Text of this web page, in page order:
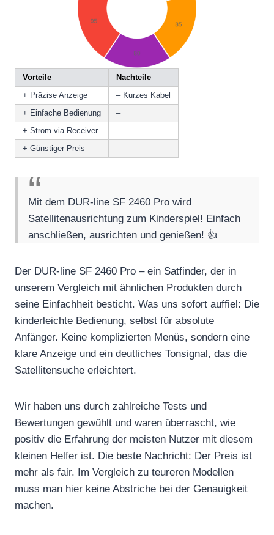
Vorteile
Nachteile
+ Präzise Anzeige
– Kurzes Kabel
+ Einfache Bedienung
–
+ Strom via Receiver
–
+ Günstiger Preis
–
Mit dem DUR-line SF 2460 Pro wird
Satellitenausrichtung zum Kinderspiel! Einfach
anschließen, ausrichten und genießen! 👍
Der DUR-line SF 2460 Pro – ein Satfinder, der in
unserem Vergleich mit ähnlichen Produkten durch
seine Einfachheit besticht. Was uns sofort auffiel: Die
kinderleichte Bedienung, selbst für absolute
Anfänger. Keine komplizierten Menüs, sondern eine
klare Anzeige und ein deutliches Tonsignal, das die
Satellitensuche erleichtert.
Wir haben uns durch zahlreiche Tests und
Bewertungen gewühlt und waren überrascht, wie
positiv die Erfahrung der meisten Nutzer mit diesem
kleinen Helfer ist. Die beste Nachricht: Der Preis ist
mehr als fair. Im Vergleich zu teureren Modellen
muss man hier keine Abstriche bei der Genauigkeit
machen.